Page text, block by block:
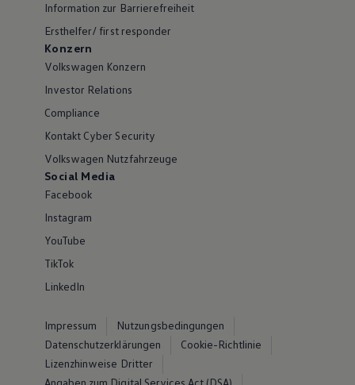
Information zur Barrierefreiheit
Ersthelfer/ first responder
Konzern
Volkswagen Konzern
Investor Relations
Compliance
Kontakt Cyber Security
Volkswagen Nutzfahrzeuge
Social Media
Facebook
Instagram
YouTube
TikTok
LinkedIn
Impressum
Nutzungsbedingungen
Datenschutzerklärungen
Cookie-Richtlinie
Lizenzhinweise Dritter
Angaben zum Digital Services Act (DSA)